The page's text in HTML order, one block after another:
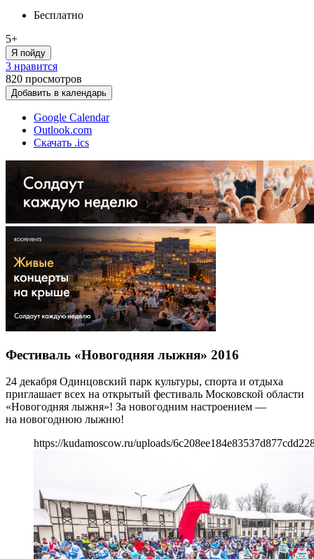
Бесплатно
5+
Я пойду
3 нравится
820 просмотров
Добавить в календарь
Google Calendar
Outlook.com
Скачать .ics
Фестиваль «Новогодняя лыжня» 2016
24 декабря Одинцовский парк культуры, спорта и отдыха
приглашает всех на открытый фестиваль Московской области
«Новогодняя лыжня»! За новогодним настроением —
на новогоднюю лыжню!
https://kudamoscow.ru/uploads/